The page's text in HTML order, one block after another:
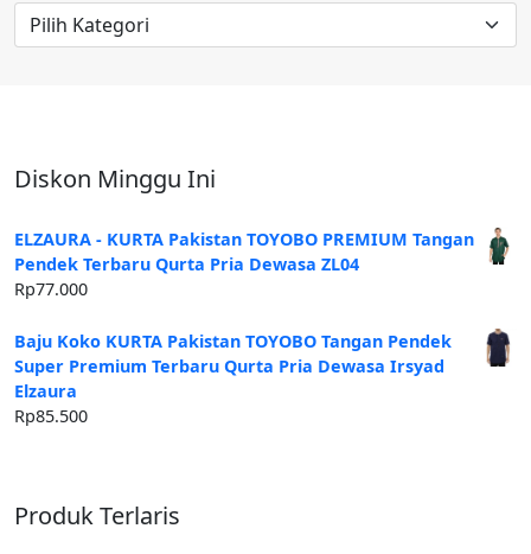
Kategori
Artikel
Diskon Minggu Ini
ELZAURA - KURTA Pakistan TOYOBO PREMIUM Tangan
Pendek Terbaru Qurta Pria Dewasa ZL04
Rp77.000
Baju Koko KURTA Pakistan TOYOBO Tangan Pendek
Super Premium Terbaru Qurta Pria Dewasa Irsyad
Elzaura
Rp85.500
Produk Terlaris